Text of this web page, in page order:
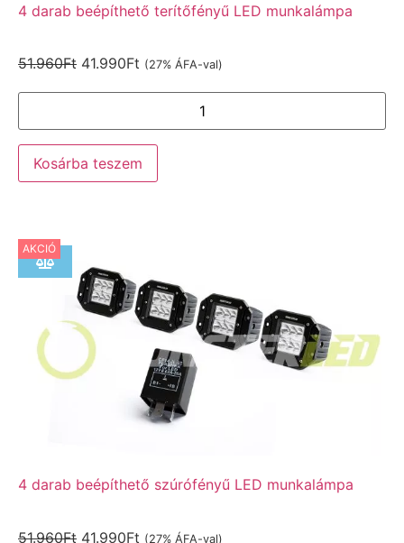
4 darab beépíthető terítőfényű LED munkalámpa
51.960Ft 41.990Ft (27% ÁFA-val)
Kosárba teszem
AKCIÓ
4 darab beépíthető szúrófényű LED munkalámpa
51.960Ft 41.990Ft (27% ÁFA-val)